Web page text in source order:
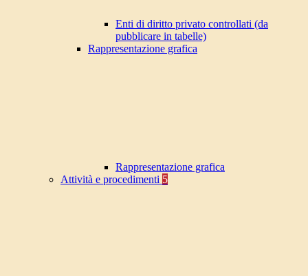
Enti di diritto privato controllati (da
pubblicare in tabelle)
Rappresentazione grafica
Rappresentazione grafica
Attività e procedimenti 5